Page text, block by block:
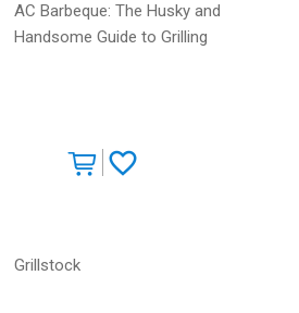
AC Barbeque: The Husky and
Handsome Guide to Grilling
Grillstock